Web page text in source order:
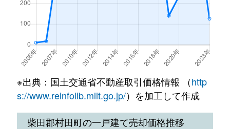
※出典：国土交通省不動産取引価格情報 （http
s://www.reinfolib.mlit.go.jp/）を加工して作成
柴田郡村田町の一戸建て売却価格推移